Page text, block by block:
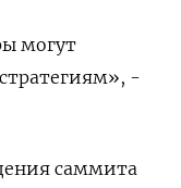
могут
-
саммита